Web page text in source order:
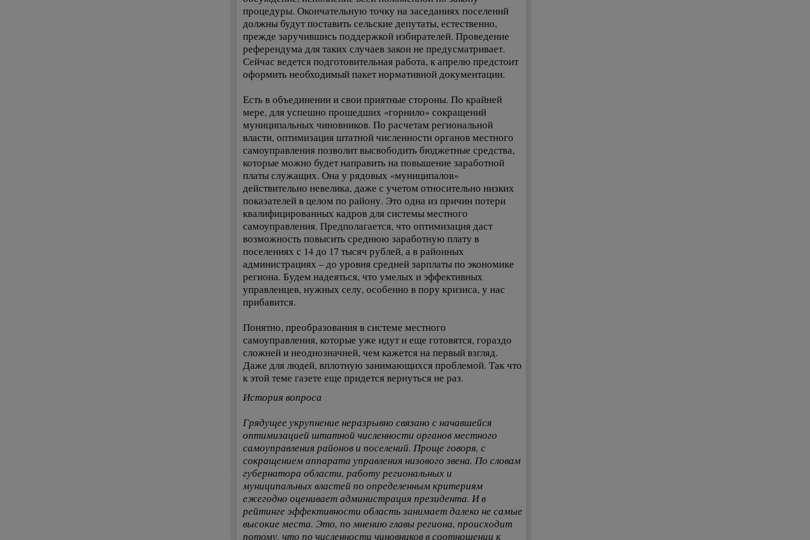
процедуры. Окончательную точку на заседаниях поселений
должны будут поставить сельские депутаты, естественно,
прежде заручившись поддержкой избирателей. Проведение
референдума для таких случаев закон не предусматривает.
Сейчас ведется подготовительная работа, к апрелю предстоит
оформить необходимый пакет нормативной документации.
Есть в объединении и свои приятные стороны. По крайней
мере, для успешно прошедших «горнило» сокращений
муниципальных чиновников. По расчетам региональной
власти, оптимизация штатной численности органов местного
самоуправления позволит высвободить бюджетные средства,
которые можно будет направить на повышение заработной
платы служащих. Она у рядовых «муниципалов»
действительно невелика, даже с учетом относительно низких
показателей в целом по району. Это одна из причин потери
квалифицированных кадров для системы местного
самоуправления. Предполагается, что оптимизация даст
возможность повысить среднюю заработную плату в
поселениях с 14 до 17 тысяч рублей, а в районных
администрациях – до уровня средней зарплаты по экономике
региона. Будем надеяться, что умелых и эффективных
управленцев, нужных селу, особенно в пору кризиса, у нас
прибавится.
Понятно, преобразования в системе местного
самоуправления, которые уже идут и еще готовятся, гораздо
сложней и неоднозначней, чем кажется на первый взгляд.
Даже для людей, вплотную занимающихся проблемой. Так что
к этой теме газете еще придется вернуться не раз.
История вопроса
Грядущее укрупнение неразрывно связано с начавшейся
оптимизацией штатной численности органов местного
самоуправления районов и поселений. Проще говоря, с
сокращением аппарата управления низового звена. По словам
губернатора области, работу региональных и
муниципальных властей по определенным критериям
ежегодно оценивает администрация президента. И в
рейтинге эффективности область занимает далеко не самые
высокие места. Это, по мнению главы региона, происходит
потому, что по численности чиновников в соотношении к